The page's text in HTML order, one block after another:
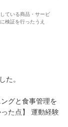
ている商品・サービ
検証を行ったうえ
た。
グと食事管理を
た点】 運動経験